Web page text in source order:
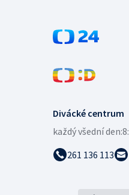
Divácké centrum
každý všední den:
261 136 113